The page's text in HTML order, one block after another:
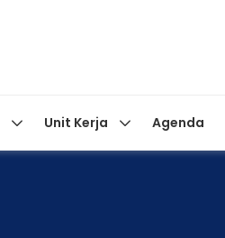
Unit Kerja Agenda